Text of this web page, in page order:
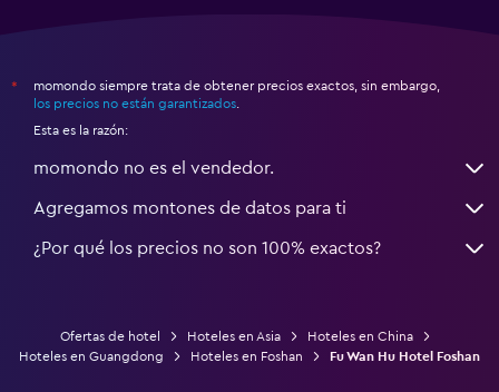
*
momondo siempre trata de obtener precios exactos, sin embargo,
los precios no están garantizados
Esta es la razón:
momondo no es el vendedor.
Agregamos montones de datos para ti
¿Por qué los precios no son 100% exactos?
Ofertas de hotel Hoteles en Asia
Hoteles en China
Hoteles en Guangdong
Hoteles en Foshan Fu Wan Hu Hotel Foshan